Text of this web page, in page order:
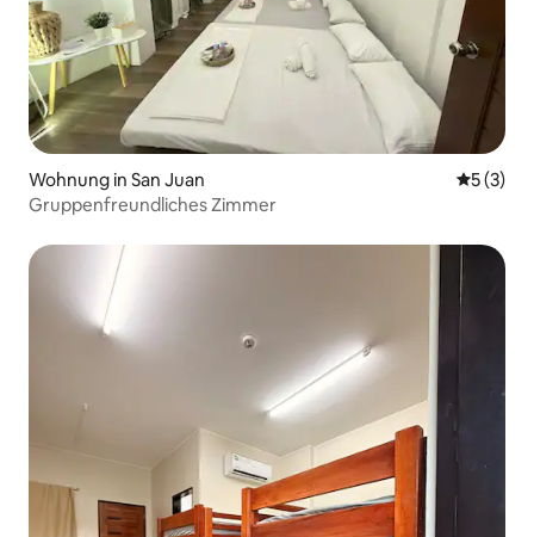
Wohnung in San Juan
5 (3)
Gruppenfreundliches Zimmer